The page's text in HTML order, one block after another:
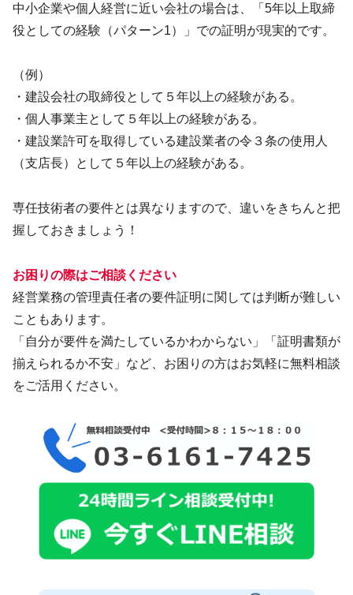
中小企業や個人経営に近い会社の場合は、「5年以上取締
役としての経験（パターン1）」での証明が現実的です。
（例）
・建設会社の取締役として５年以上の経験がある。
・個人事業主として５年以上の経験がある。
・建設業許可を取得している建設業者の令３条の使用人
（支店長）として５年以上の経験がある。
専任技術者の要件とは異なりますので、違いをきちんと把
握しておきましょう！
お困りの際はご相談ください
経営業務の管理責任者の要件証明に関しては判断が難しい
こともあります。
「自分が要件を満たしているかわからない」「証明書類が
揃えられるか不安」など、お困りの方はお気軽に無料相談
をご活用ください。